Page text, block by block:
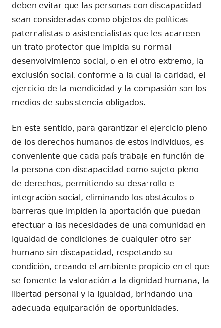
deben evitar que las personas con discapacidad
sean consideradas como objetos de políticas
paternalistas o asistencialistas que les acarreen
un trato protector que impida su normal
desenvolvimiento social, o en el otro extremo, la
exclusión social, conforme a la cual la caridad, el
ejercicio de la mendicidad y la compasión son los
medios de subsistencia obligados.
En este sentido, para garantizar el ejercicio pleno
de los derechos humanos de estos individuos, es
conveniente que cada país trabaje en función de
la persona con discapacidad como sujeto pleno
de derechos, permitiendo su desarrollo e
integración social, eliminando los obstáculos o
barreras que impiden la aportación que puedan
efectuar a las necesidades de una comunidad en
igualdad de condiciones de cualquier otro ser
humano sin discapacidad, respetando su
condición, creando el ambiente propicio en el que
se fomente la valoración a la dignidad humana, la
libertad personal y la igualdad, brindando una
adecuada equiparación de oportunidades.